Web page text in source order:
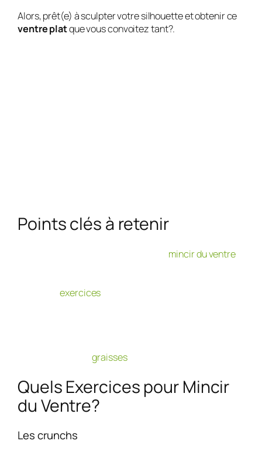
Alors, prêt(e) à sculpter votre silhouette et obtenir ce
ventre platque vous convoitez tant?.
Points clés à retenir
mincir du ventre
Cesexercices
et brûler lesgraissesabdominales.
Quels Exercices pour Mincir
du Ventre?
Les crunchs